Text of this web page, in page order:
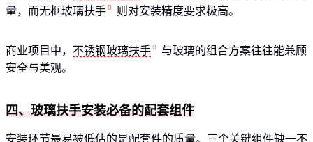
量，而无框玻璃扶手 则对安装精度要求极高。
商业项目中， 不锈钢玻璃扶手
与玻璃的组合方案往往能兼顾
安全与美观。
四、玻璃扶手安装必备的配套组件
安装环节最易被低估的是配套件的质量。三个关键组件缺一不